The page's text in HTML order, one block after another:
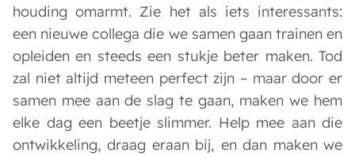
houding omarmt. Zie het als iets interessants:
een nieuwe collega die we samen gaan trainen en
opleiden en steeds een stukje beter maken. Tod
zal niet altijd meteen perfect zijn – maar door er
samen mee aan de slag te gaan, maken we hem
elke dag een beetje slimmer. Help mee aan die
ontwikkeling, draag eraan bij, en dan maken we